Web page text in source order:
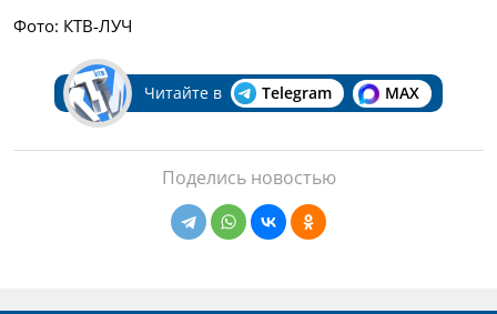
Фото: КТВ-ЛУЧ
Читайте в Telegram MAX
Поделись новостью